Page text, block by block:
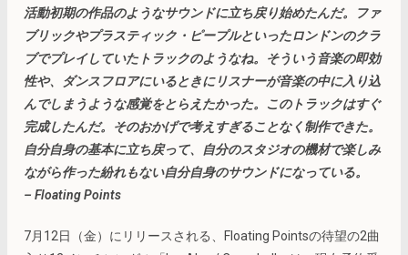
活動初期の作品のようなサウンドに立ち戻り始めたんだ。ファ
ブリックやプラスティック・ピープルといったロンドンのクラ
ブでプレイしていたトラックのようなね。そういう音楽の即効
性や、ダンスフロアにいるときにリスナーが音楽の中に入り込
んでしまうような感覚をとらえたかった。このトラックはすぐ
完成したんだ。そのおかげで考えすぎることなく制作できた。
自分自身の基本に立ち戻って、自分のスタジオの機材で楽しみ
ながら作った紛れもない自分自身のサウンドになっている。
– Floating Points
7月12日（金）にリリースされる、Floating Pointsの待望の2曲